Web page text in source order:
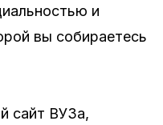
и
вы собираетесь
сайт ВУЗа,